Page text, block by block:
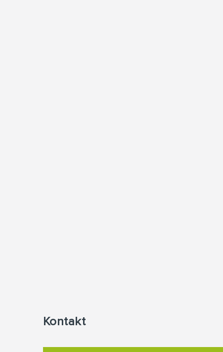
Kontakt